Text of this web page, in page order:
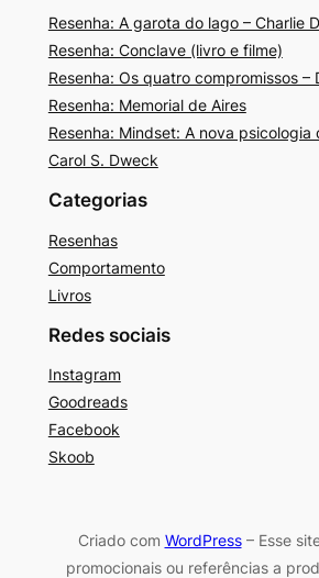
Resenha: A garota do lago – Charlie
Resenha: Conclave (livro e filme)
Resenha: Os quatro compromissos –
Resenha: Memorial de Aires
Resenha: Mindset: A nova psicologia
Carol S. Dweck
Categorias
Resenhas
Comportamento
Livros
Redes sociais
Instagram
Goodreads
Facebook
Skoob
Criado com WordPress– Esse
promocionais ou referências a